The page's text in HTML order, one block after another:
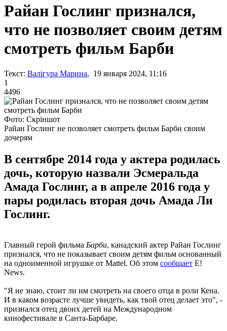
Райан Гослинг признался,
что не позволяет своим детям
смотреть фильм Барби
Текст: Валігура Марина, 19 января 2024, 11:16
1
4496
Фото: Скріншот
Райан Гослинг не позволяет смотреть фильм Барби своим
дочерям
В сентябре 2014 года у актера родилась
дочь, которую назвали Эсмеральда
Амада Гослинг, а в апреле 2016 года у
пары родилась вторая дочь Амада Ли
Гослинг.
Главный герой фильма Барби, канадский актер Райан Гослинг
признался, что не показывает своим детям фильм основанный
на одноименной игрушке от Mattel. Об этом сообщает E!
News.
"Я не знаю, стоит ли им смотреть на своего отца в роли Кена.
И в каком возрасте лучше увидеть, как твой отец делает это", -
признался отец двоих детей на Международном
кинофестивале в Санта-Барбаре.